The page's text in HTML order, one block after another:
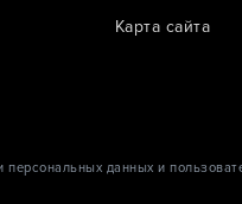
Карта сайта
персональных данных и